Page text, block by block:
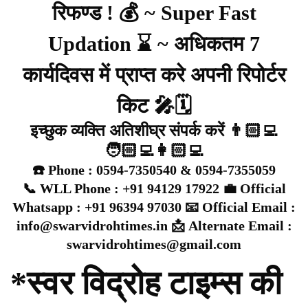
रिफण्ड ! 💰 ~ Super Fast
Updation ⌛ ~ अधिकतम 7
कार्यदिवस में प्राप्त करे अपनी रिपोर्टर
किट 🎤🗓️
इच्छुक व्यक्ति अतिशीघ्र संपर्क करें 👨🏻‍💻
🧑🏻‍💻👩🏻‍💻
☎️ Phone : 0594-7350540 & 0594-7355059
📞 WLL Phone : +91 94129 17922 💼 Official
Whatsapp : +91 96394 97030 📧 Official Email :
info@swarvidrohtimes.in 📩 Alternate Email :
swarvidrohtimes@gmail.com
*स्वर विद्रोह टाइम्स की